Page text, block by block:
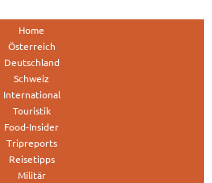
Home
Österreich
Deutschland
Schweiz
International
Touristik
Food-Insider
Tripreports
Reisetipps
Militär